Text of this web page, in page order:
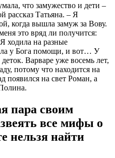
что замужество и дети –
рассказ Татьяна. – Я
когда вышла замуж за Вову.
это вряд ли получится:
ходила на разные
у Бога помощи, и вот… У
Варваре уже восемь лет,
потому что находится на
появился на свет Роман, а
пара своим
все мифы о
нельзя найти